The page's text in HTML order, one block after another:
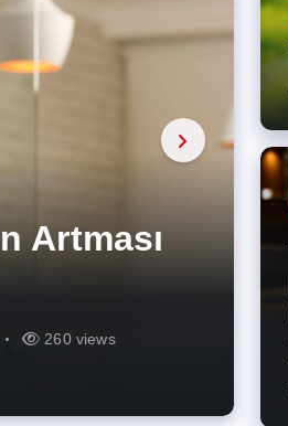
342 views
İlk
Zirvede!
271 views
273 views
Enerji
İş
285 views
Kısa
225 views
Artması
260 views